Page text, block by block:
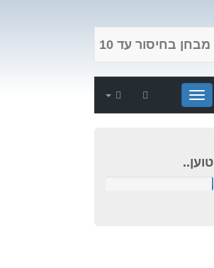
מבחן בחיסור עד 10
Show Subjects הגדרות
טוען..